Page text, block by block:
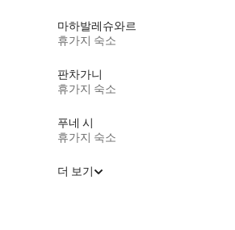
마하발레슈와르
휴가지 숙소
판차가니
휴가지 숙소
푸네 시
휴가지 숙소
더 보기